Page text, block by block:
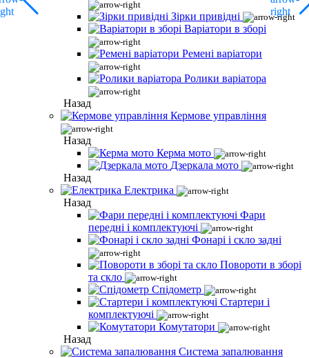
Зірки привідні
Варіатори в зборі
Ремені варіатори
Ролики варіатора
Назад
Кермове управління
Назад
Керма мото
Дзеркала мото
Назад
Електрика
Назад
Фари
передні і комплектуючі
Фонарі і скло задні
Повороти в зборі
та скло
Спідометр
Стартери і
комплектуючі
Комутатори
Назад
Система запалювання